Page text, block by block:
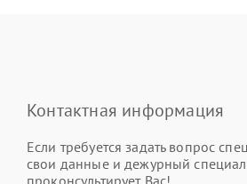
Контактная информация
Если требуется задать вопрос
свои данные и дежурный